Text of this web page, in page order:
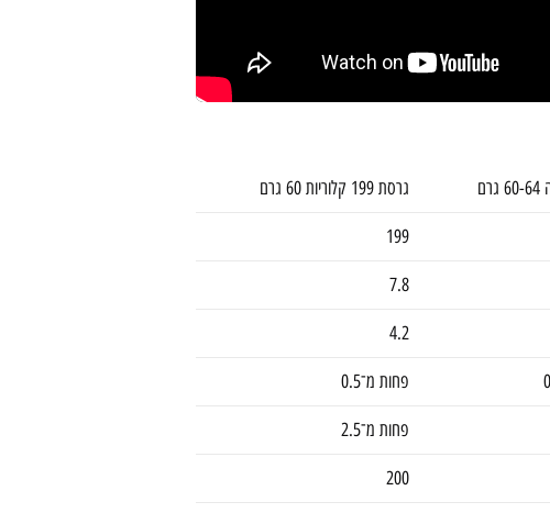
גרסת 199 קלוריות 60 גרם
199
7.8
4.2
פחות מ־0.5
פחות מ־2.5
200